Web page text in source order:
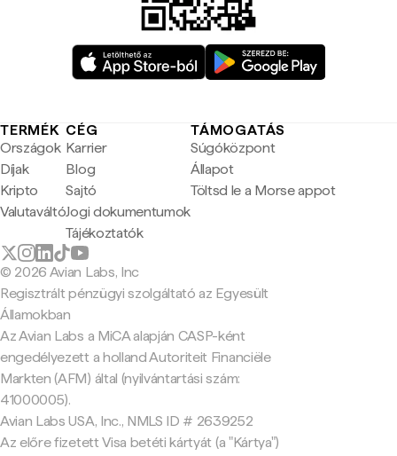
TERMÉK
Országok
Díjak
Kripto
Valutaváltó
CÉG
Karrier
Blog
Sajtó
Jogi dokumentumok
Tájékoztatók
TÁMOGATÁS
Súgóközpont
Állapot
Töltsd le a Morse appot
© 2026 Avian Labs, Inc
Regisztrált pénzügyi szolgáltató az Egyesült
Államokban
Az Avian Labs a MiCA alapján CASP-ként
engedélyezett a holland Autoriteit Financiële
Markten (AFM) által (nyilvántartási szám:
41000005).
Avian Labs USA, Inc., NMLS ID # 2639252
Az előre fizetett Visa betéti kártyát (a "Kártya")